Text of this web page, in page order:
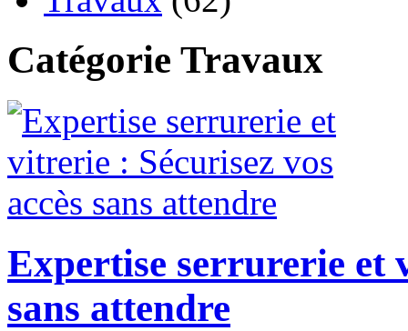
Catégorie Travaux
Expertise serrurerie et
sans attendre